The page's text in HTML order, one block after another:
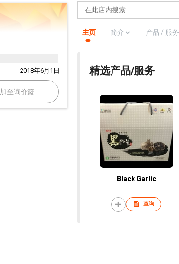
2018年6月1日
加至询价篮
主页 简介 产品 / 服务
精选产品/服务
Black Garlic
查询